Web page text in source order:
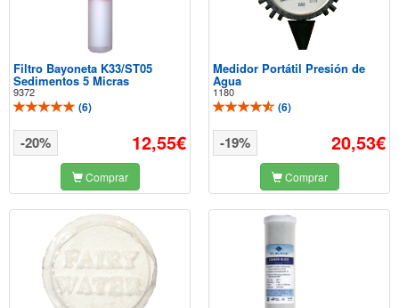
Filtro Bayoneta K33/ST05
Sedimentos 5 Micras
9372
(6)
12,55€
-20%
Comprar
Medidor Portátil Presión de
Agua
1180
(6)
20,53€
-19%
Comprar